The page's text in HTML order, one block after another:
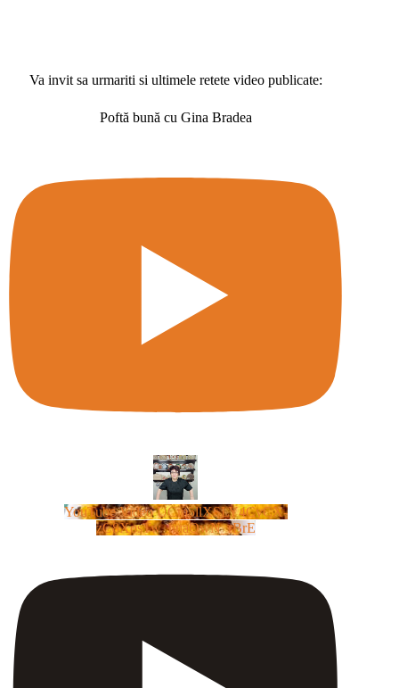
Va invit sa urmariti si ultimele retete video publicate:
Poftă bună cu Gina Bradea
YouTube Video UCm5llXSLY4CyCX-
zC8XosTw_huaQwN_rBrE